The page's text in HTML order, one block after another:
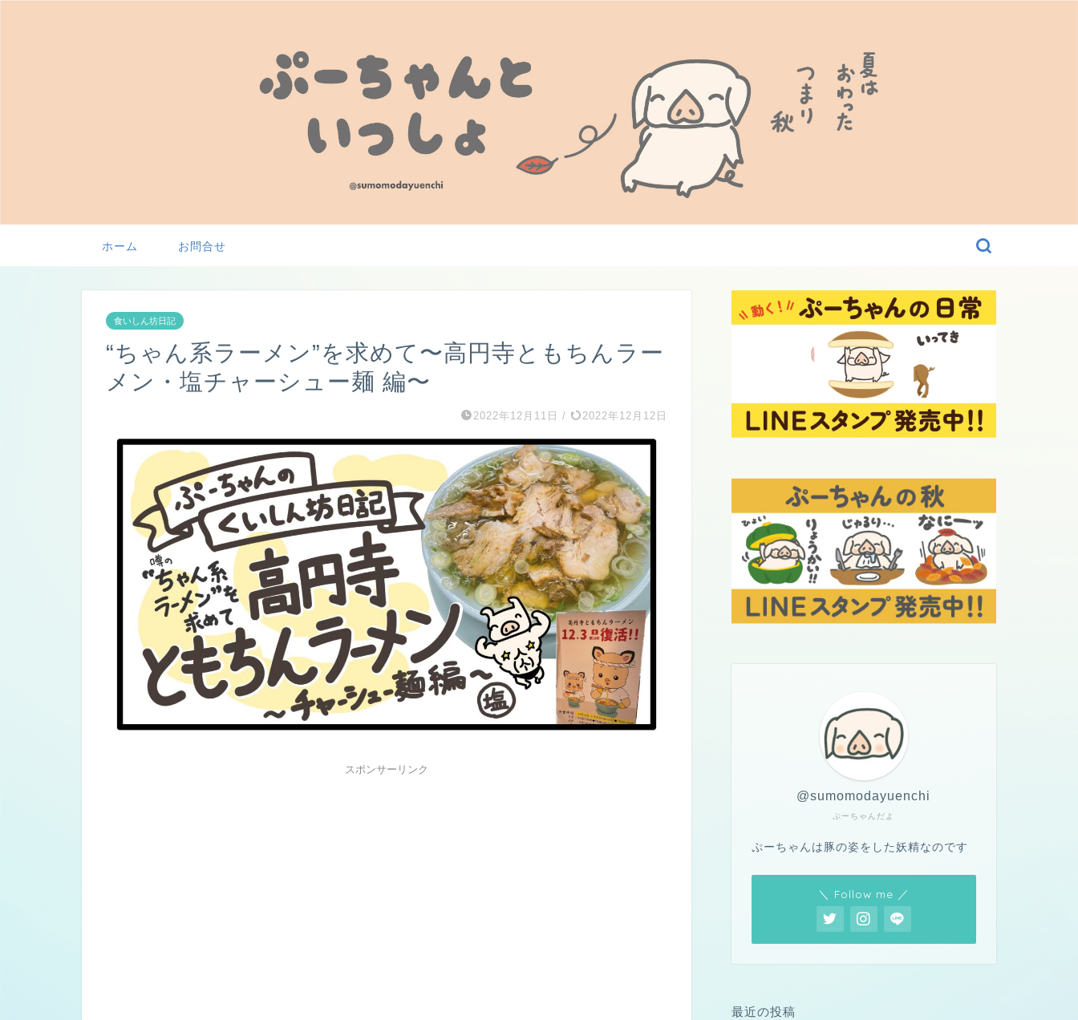
ホーム お問合せ
食いしん坊日記
“ちゃん系ラーメン”を求めて〜高円寺ともちんラー
メン・塩チャーシュー麺 編〜
2022年12月11日 / 2022年12月12日
スポンサーリンク
ぷーちゃんだよ
@sumomodayuenchi
ぷーちゃんは豚の姿をした妖精なのです
＼ Follow me ／
最近の投稿